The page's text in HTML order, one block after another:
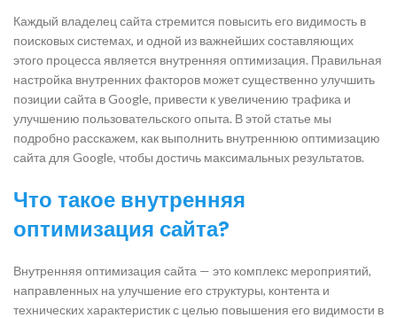
Каждый владелец сайта стремится повысить его видимость в
поисковых системах, и одной из важнейших составляющих
этого процесса является внутренняя оптимизация. Правильная
настройка внутренних факторов может существенно улучшить
позиции сайта в Google, привести к увеличению трафика и
улучшению пользовательского опыта. В этой статье мы
подробно расскажем, как выполнить внутреннюю оптимизацию
сайта для Google, чтобы достичь максимальных результатов.
Что такое внутренняя
оптимизация сайта?
Внутренняя оптимизация сайта — это комплекс мероприятий,
направленных на улучшение его структуры, контента и
технических характеристик с целью повышения его видимости в